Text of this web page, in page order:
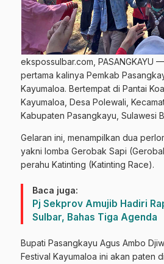
ekspossulbar.com, PASANGKAYU
pertama kalinya Pemkab
Kayumaloa. Bertempat di Pantai
Kayumaloa, Desa Polewali,
Kabupaten Pasangkayu, Sulawesi
Gelaran ini, menampilkan dua
yakni lomba Gerobak Sapi
perahu Katinting (Katinting Race).
Baca juga:
Pj Sekprov Amujib Hadiri
Sulbar, Bahas Tiga Agenda
Bupati Pasangkayu Agus Ambo
Festival Kayumaloa ini akan paten